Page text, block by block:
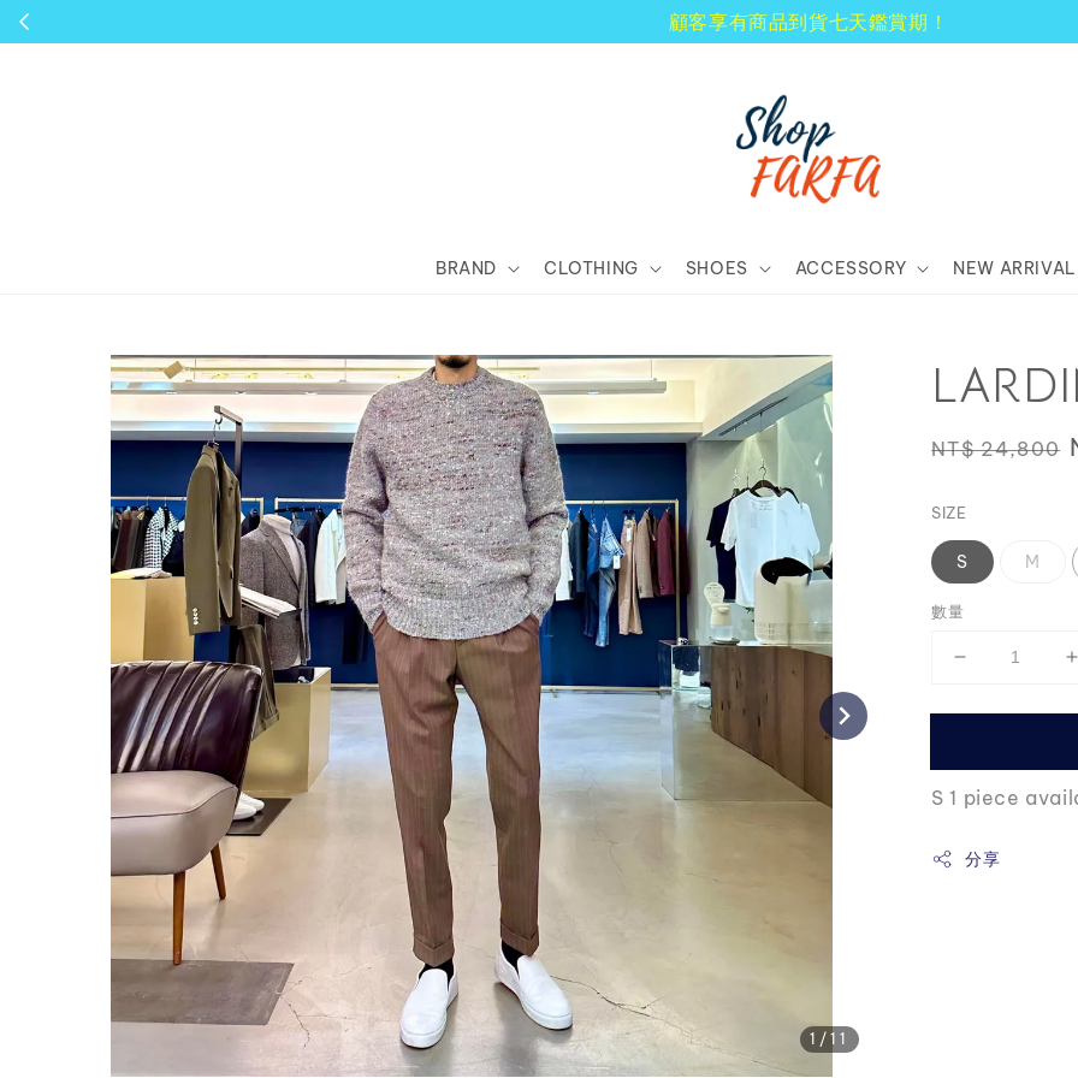
顧客享有商品到貨七天鑑賞期！
BRAND CLOTHING SHOES ACCESSORY NEW ARRIVAL
1 /11
Regular
NT$ 24,800
SIZE
S M
數量
S 1 piece
分享